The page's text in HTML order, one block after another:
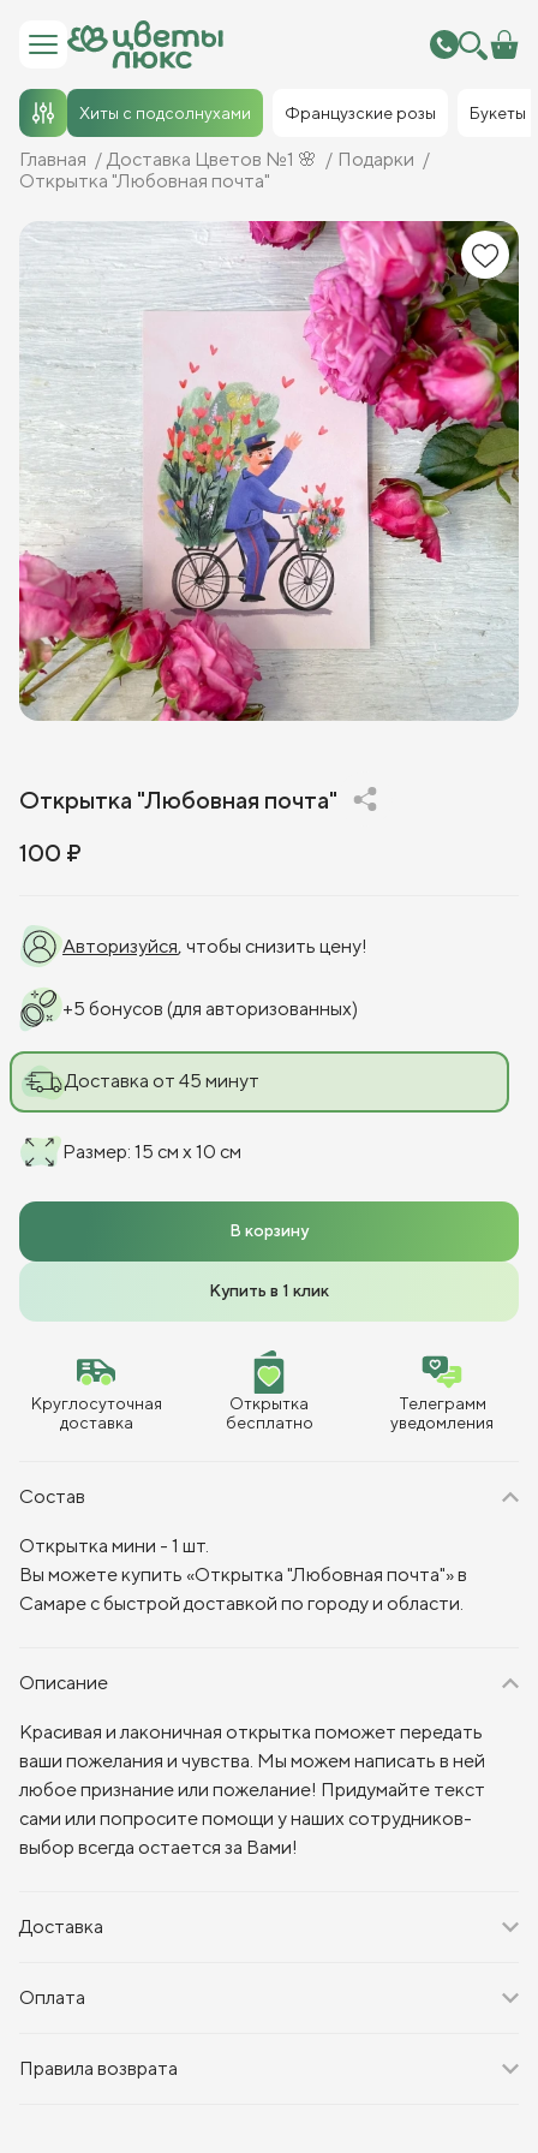
Хиты с подсолнухами Французские розы Букеты
Главная Доставка Цветов №1 🌸
Подарки
Открытка "Любовная почта"
Открытка "Любовная почта"
100 ₽
Авторизуйся, чтобы снизить цену!
+5 бонусов (для авторизованных)
Доставка от 45 минут
Размер: 15 см x 10 см
В корзину
Купить в 1 клик
Круглосуточная
доставка
Открытка
бесплатно
Телеграмм
уведомления
Состав
Открытка мини - 1 шт.
Вы можете купить «Открытка "Любовная почта"» в
Самаре с быстрой доставкой по городу и области.
Описание
Красивая и лаконичная открытка поможет передать
ваши пожелания и чувства. Мы можем написать в ней
любое признание или пожелание! Придумайте текст
сами или попросите помощи у наших сотрудников-
выбор всегда остается за Вами!
Доставка
Оплата
Правила возврата